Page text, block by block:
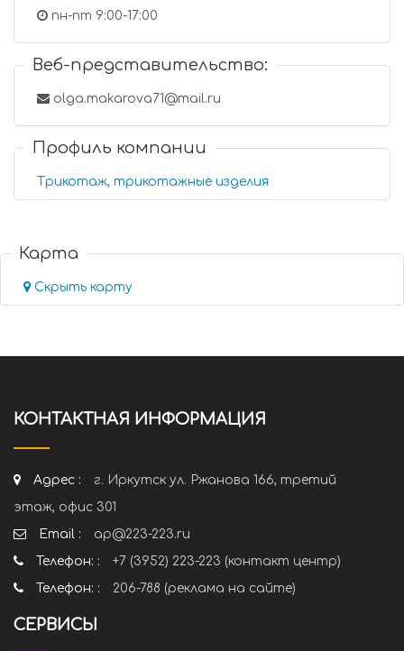
пн-пт 9:00-17:00
Веб-представительство:
olga.makarova71@mail.ru
Профиль компании
Трикотаж, трикотажные изделия
Карта
Скрыть карту
КОНТАКТНАЯ ИНФОРМАЦИЯ
Адрес :
г. Иркутск ул. Ржанова 166, третий
этаж, офис 301
Email :
ap@223-223.ru
Телефон: :
+7 (3952) 223-223 (контакт центр)
Телефон: :
206-788 (реклама на сайте)
СЕРВИСЫ